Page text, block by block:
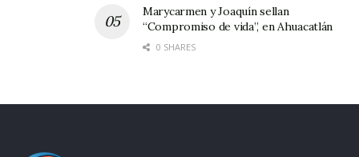
Marycarmen y Joaquín sellan
“Compromiso de vida”, en Ahuacatlán
0 SHARES